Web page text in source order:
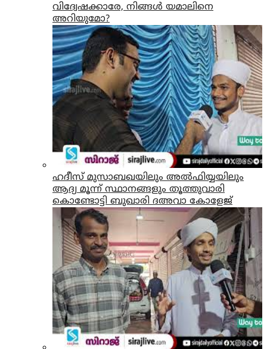
വിദ്വേഷക്കാരേ, നിങ്ങൾ യമാലിനെ
അറിയുമോ?
ഹദീസ് മുസാബഖയിലും അൽഫിയ്യയിലും
ആദ്യ മൂന്ന് സ്ഥാനങ്ങളും തൂത്തുവാരി
കൊണ്ടോട്ടി ബുഖാരി ദഅവാ കോളേജ്